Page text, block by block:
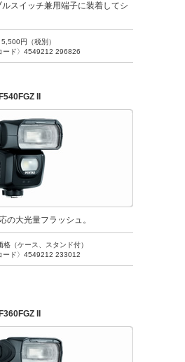
スイッチ兼用端子に装着してシ
5,500円（税別）
ード〉4549212 296826
II
の大光量フラッシュ。
格（ケース、スタンド付）
ード〉4549212 233012
II